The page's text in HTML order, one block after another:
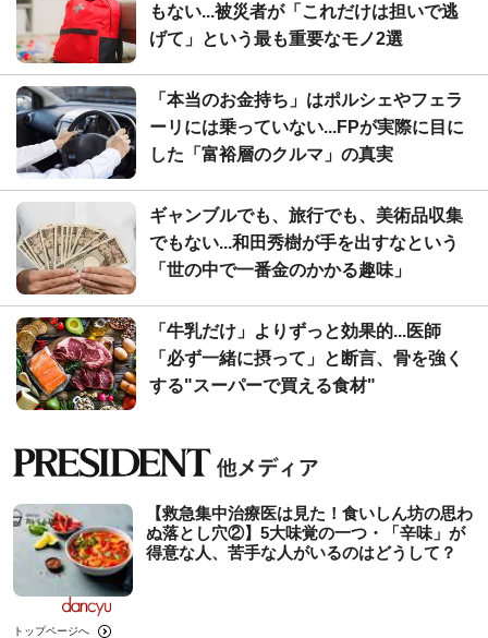
もない...被災者が「これだけは担いで逃
げて」という最も重要なモノ2選
「本当のお金持ち」はポルシェやフェラ
ーリには乗っていない...FPが実際に目に
した「富裕層のクルマ」の真実
ギャンブルでも、旅行でも、美術品収集
でもない...和田秀樹が手を出すなという
「世の中で一番金のかかる趣味」
「牛乳だけ」よりずっと効果的...医師
「必ず一緒に摂って」と断言、骨を強く
する"スーパーで買える食材"
【救急集中治療医は見た！食いしん坊の思わ
ぬ落とし穴②】5大味覚の一つ・「辛味」が
得意な人、苦手な人がいるのはどうして？
トップページへ